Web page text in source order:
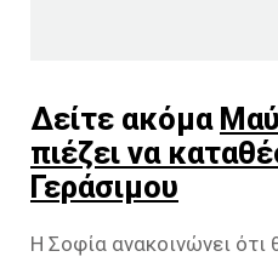
Δείτε ακόμα
πιέζει να
Γεράσιμου
Η Σοφία ανακοινώνει ότι